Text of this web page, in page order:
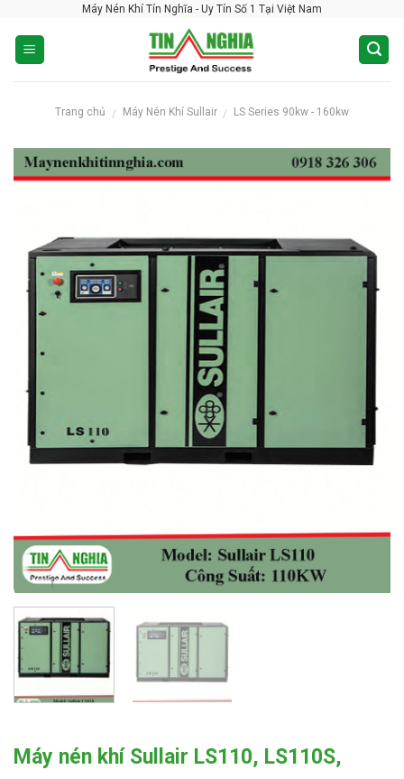
content
Máy Nén Khí Tín Nghĩa - Uy Tín Số 1 Tại Việt Nam
Trang chủ / Máy Nén Khí Sullair / LS Series 90kw - 160kw
Máy nén khí Sullair LS110, LS110S,